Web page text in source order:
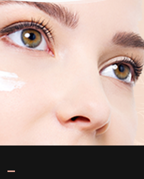
Crème éclaircissante à
base de plantes naturelles,
ingrédients de sécurité,
crème blanchissante pour
le visage, les aisselles et le
Sérum hydratant en
profondeur éclaircissant
privée, acide hyaluronique
pur 2 b5, pour le visage